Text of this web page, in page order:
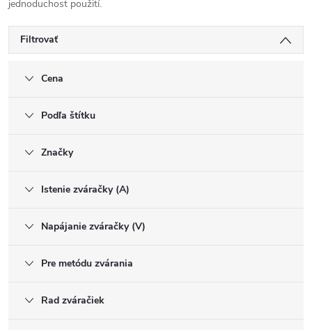
jednoduchost použití.
Filtrovať
Cena
Podľa štítku
Značky
Istenie zváračky (A)
Napájanie zváračky (V)
Pre metódu zvárania
Rad zváračiek